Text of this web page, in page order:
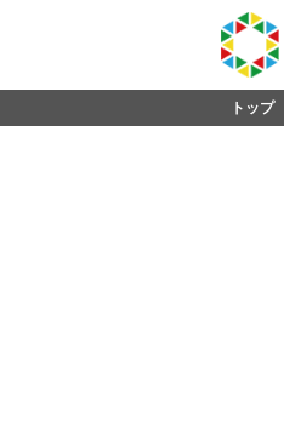
トップ